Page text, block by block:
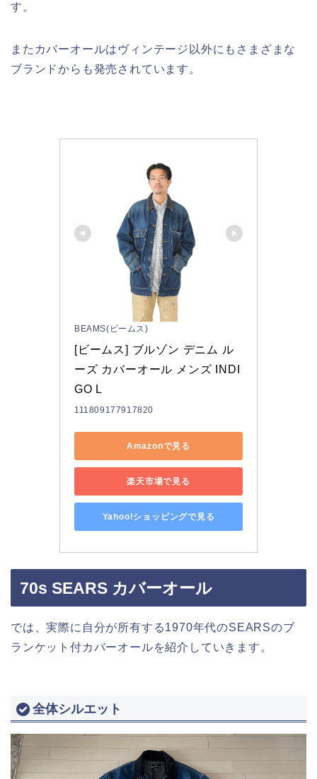
す。
またカバーオールはヴィンテージ以外にもさまざまな
ブランドからも発売されています。
BEAMS(ビームス)
[ビームス] ブルゾン デニム ル
ーズ カバーオール メンズ INDI
GO L
111809177917820
Amazonで見る
楽天市場で見る
Yahoo!ショッピングで見る
70s SEARS カバーオール
では、実際に自分が所有する1970年代のSEARSのブ
ランケット付カバーオールを紹介していきます。
全体シルエット